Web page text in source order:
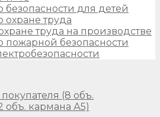
безопасности для детей
охране труда
труда на производстве
пожарной безопасности